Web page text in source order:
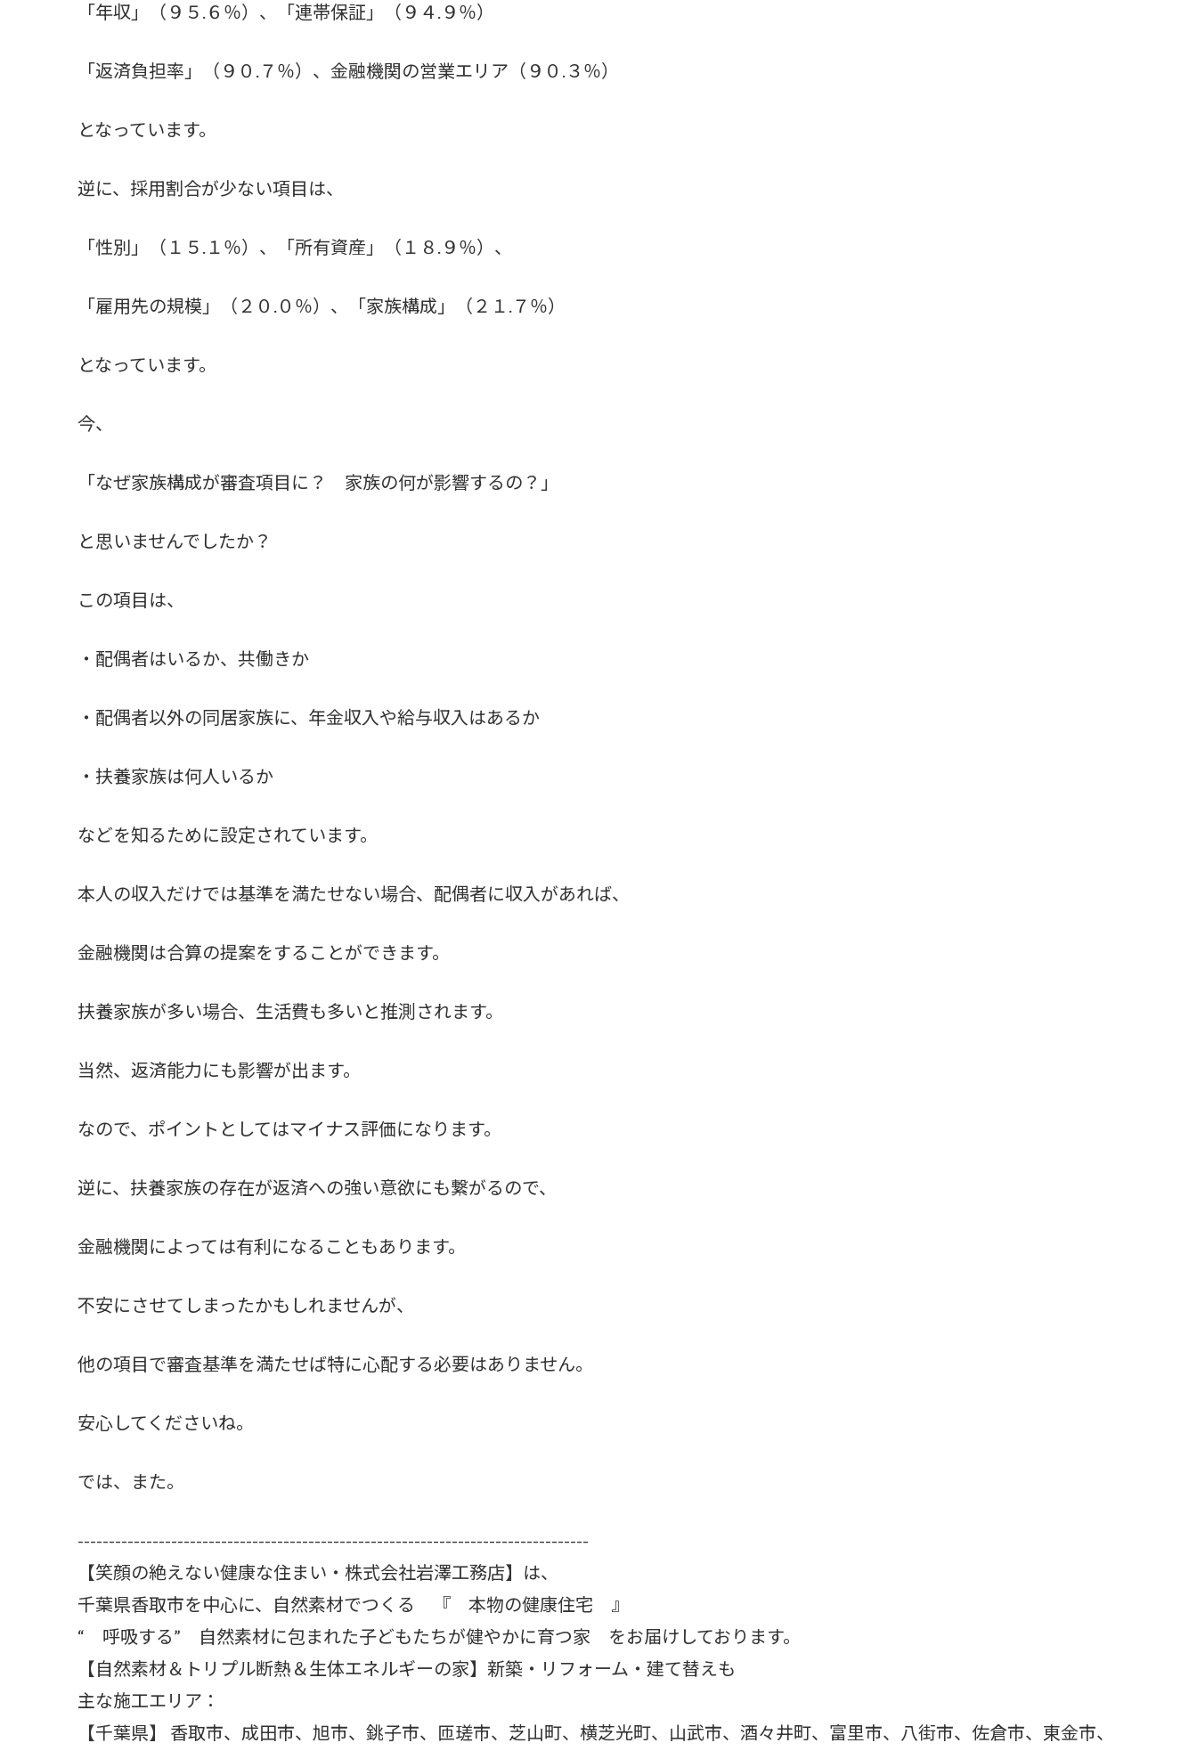
「年収」（９５.６％）、「連帯保証」（９４.９％）
「返済負担率」（９０.７％）、金融機関の営業エリア（９０.３％）
となっています。
逆に、採用割合が少ない項目は、
「性別」（１５.１％）、「所有資産」（１８.９％）、
「雇用先の規模」（２０.０％）、「家族構成」（２１.７％）
となっています。
今、
「なぜ家族構成が審査項目に？ 家族の何が影響するの？」
と思いませんでしたか？
この項目は、
・配偶者はいるか、共働きか
・配偶者以外の同居家族に、年金収入や給与収入はあるか
・扶養家族は何人いるか
などを知るために設定されています。
本人の収入だけでは基準を満たせない場合、配偶者に収入があれば、
金融機関は合算の提案をすることができます。
扶養家族が多い場合、生活費も多いと推測されます。
当然、返済能力にも影響が出ます。
なので、ポイントとしてはマイナス評価になります。
逆に、扶養家族の存在が返済への強い意欲にも繋がるので、
金融機関によっては有利になることもあります。
不安にさせてしまったかもしれませんが、
他の項目で審査基準を満たせば特に心配する必要はありません。
安心してくださいね。
では、また。
----------------------------------------------------------------------------------
【笑顔の絶えない健康な住まい・株式会社岩澤工務店】は、
千葉県香取市を中心に、自然素材でつくる 『 本物の健康住宅 』
“ 呼吸する” 自然素材に包まれた子どもたちが健やかに育つ家 をお届けしております。
【自然素材＆トリプル断熱＆生体エネルギーの家】新築・リフォーム・建て替えも
主な施工エリア：
【千葉県】 香取市、成田市、旭市、銚子市、匝瑳市、芝山町、横芝光町、山武市、酒々井町、富里市、八街市、佐倉市、東金市、